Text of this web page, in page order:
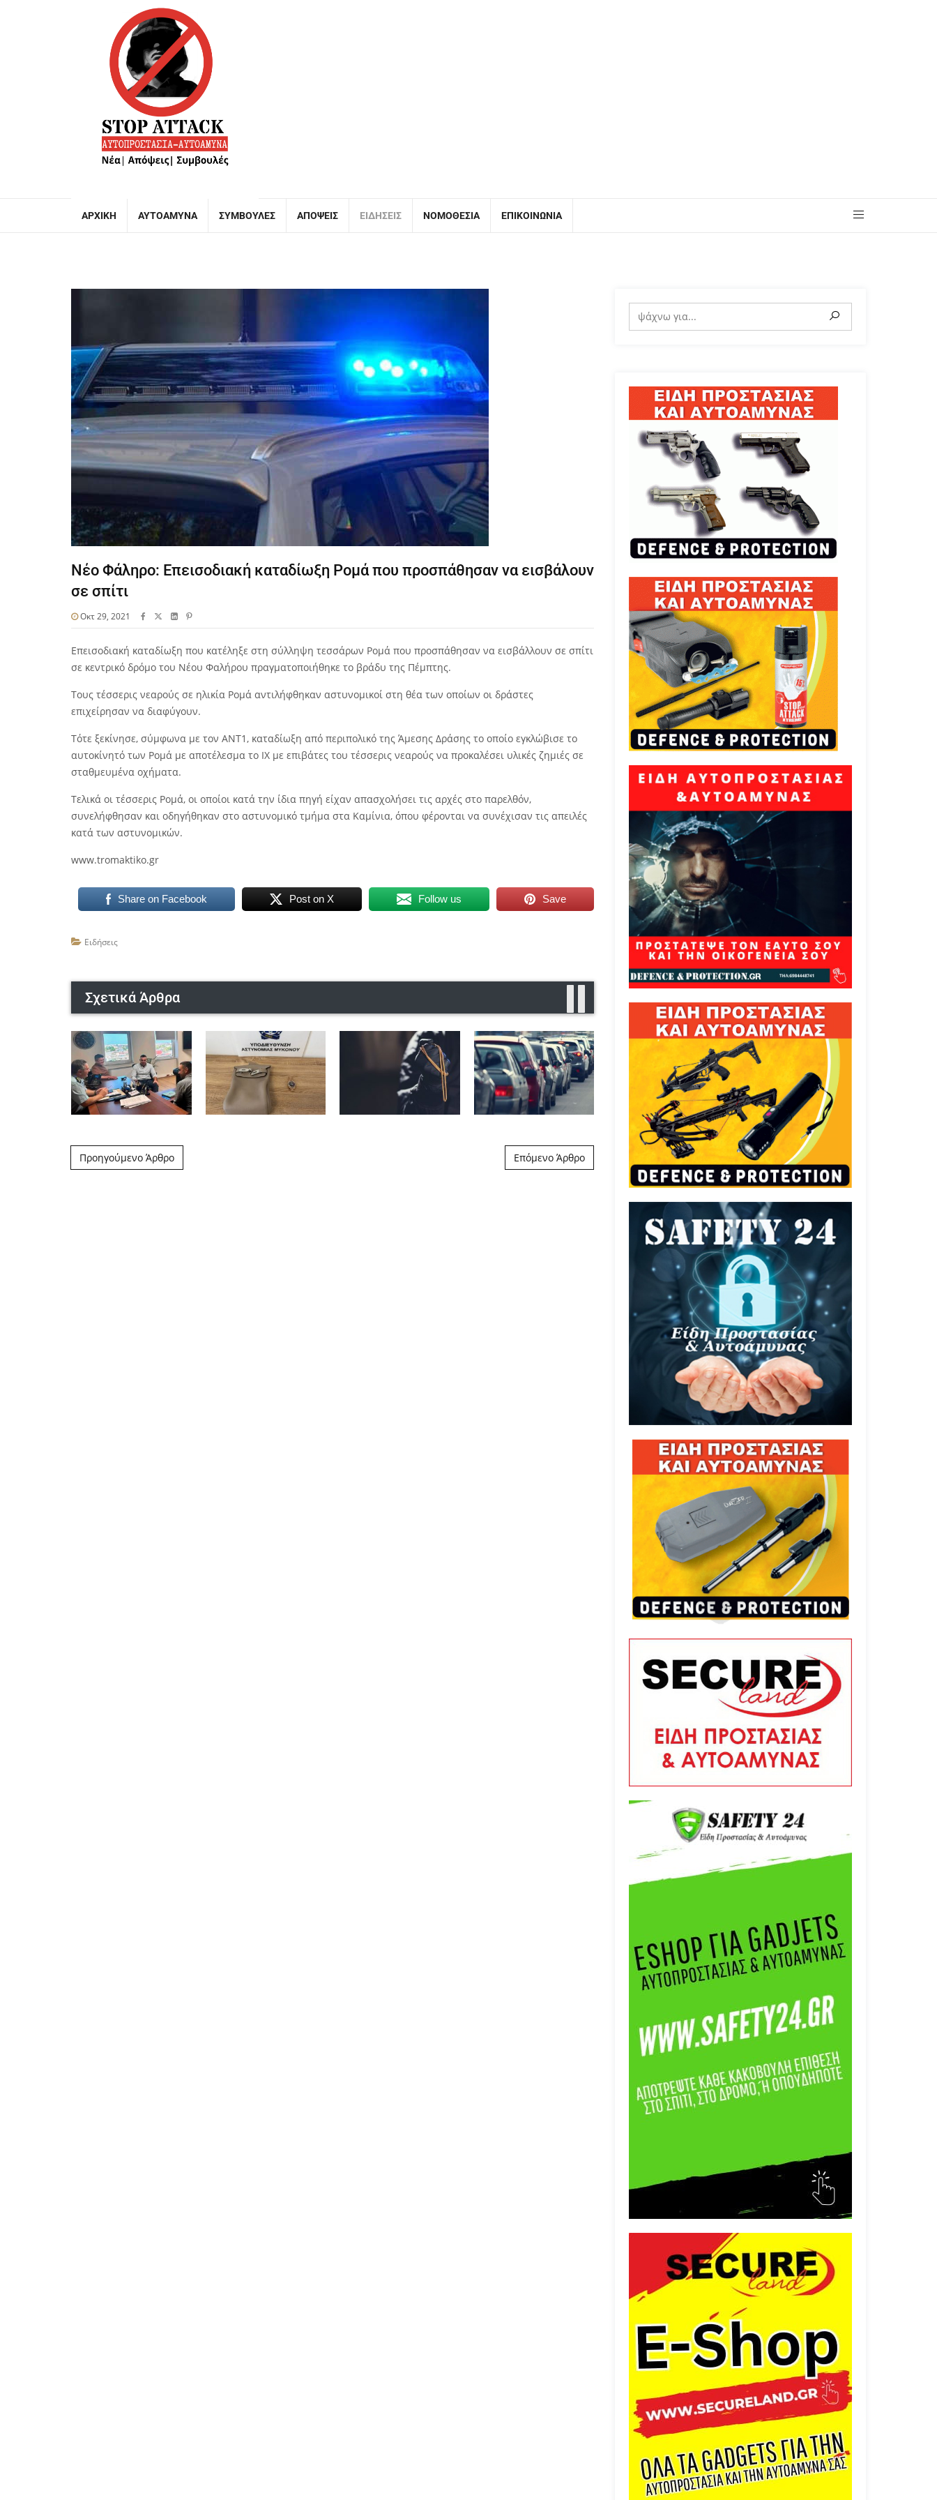
ΑΡΧΙΚΉ ΑΥΤΟΆΜΥΝΑ ΣΥΜΒΟΥΛΈΣ ΑΠΌΨΕΙΣ ΕΙΔΉΣΕΙΣ ΝΟΜΟΘΕΣΊΑ ΕΠΙΚΟΙΝΩΝΊΑ
Νέο Φάληρο: Επεισοδιακή καταδίωξη Ρομά που προσπάθησαν να εισβάλουν
σε σπίτι
Οκτ 29, 2021
Επεισοδιακή καταδίωξη που κατέληξε στη σύλληψη τεσσάρων Ρομά που προσπάθησαν να εισβάλλουν σε σπίτι
σε κεντρικό δρόμο του Νέου Φαλήρου πραγματοποιήθηκε το βράδυ της Πέμπτης.
Τους τέσσερις νεαρούς σε ηλικία Ρομά αντιλήφθηκαν αστυνομικοί στη θέα των οποίων οι δράστες
επιχείρησαν να διαφύγουν.
Τότε ξεκίνησε, σύμφωνα με τον ΑΝΤ1, καταδίωξη από περιπολικό της Άμεσης Δράσης το οποίο εγκλώβισε το
αυτοκίνητό των Ρομά με αποτέλεσμα το ΙΧ με επιβάτες του τέσσερις νεαρούς να προκαλέσει υλικές ζημιές σε
σταθμευμένα οχήματα.
Τελικά οι τέσσερις Ρομά, οι οποίοι κατά την ίδια πηγή είχαν απασχολήσει τις αρχές στο παρελθόν,
συνελήφθησαν και οδηγήθηκαν στο αστυνομικό τμήμα στα Καμίνια, όπου φέρονται να συνέχισαν τις απειλές
κατά των αστυνομικών.
www.tromaktiko.gr
Share on Facebook Post on X Follow us Save
Ειδήσεις
Σχετικά Άρθρα
Post navigation
Προηγούμενο Άρθρο Επόμενο Άρθρο